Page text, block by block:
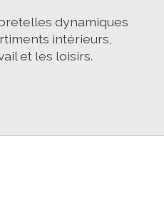
dynamiques
intérieurs,
et les loisirs.